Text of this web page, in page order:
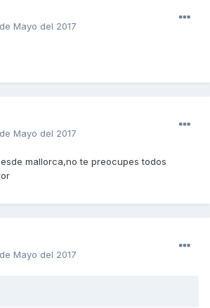
de Mayo del 2017
de Mayo del 2017
mallorca,no te preocupes todos
de Mayo del 2017